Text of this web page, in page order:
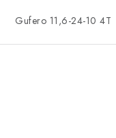
Gufero 11,6-24-10 4T